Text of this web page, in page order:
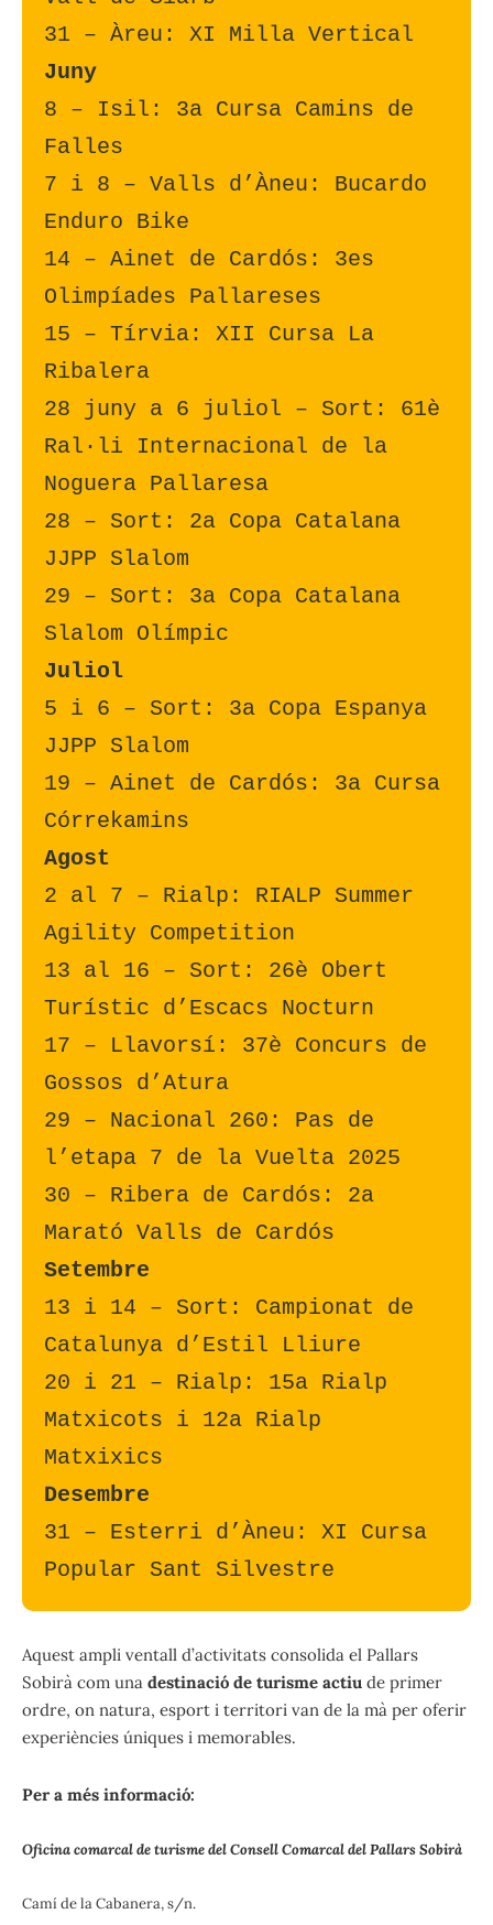
31 – Àreu: XI Milla Vertical
Juny
8 – Isil: 3a Cursa Camins de
Falles
7 i 8 – Valls d’Àneu: Bucardo
Enduro Bike
14 – Ainet de Cardós: 3es
Olimpíades Pallareses
15 – Tírvia: XII Cursa La
Ribalera
28 juny a 6 juliol – Sort: 61è
Ral·li Internacional de la
Noguera Pallaresa
28 – Sort: 2a Copa Catalana
JJPP Slalom
29 – Sort: 3a Copa Catalana
Slalom Olímpic
Juliol
5 i 6 – Sort: 3a Copa Espanya
JJPP Slalom
19 – Ainet de Cardós: 3a Cursa
Córrekamins
Agost
2 al 7 – Rialp: RIALP Summer
Agility Competition
13 al 16 – Sort: 26è Obert
Turístic d’Escacs Nocturn
17 – Llavorsí: 37è Concurs de
Gossos d’Atura
29 – Nacional 260: Pas de
l’etapa 7 de la Vuelta 2025
30 – Ribera de Cardós: 2a
Marató Valls de Cardós
Setembre
13 i 14 – Sort: Campionat de
Catalunya d’Estil Lliure
20 i 21 – Rialp: 15a Rialp
Matxicots i 12a Rialp
Matxixics
Desembre
31 – Esterri d’Àneu: XI Cursa
Popular Sant Silvestre
Aquest ampli ventall d’activitats consolida el Pallars
Sobirà com una destinació de turisme actiu de primer
ordre, on natura, esport i territori van de la mà per oferir
experiències úniques i memorables.
Per a més informació:
Oficina comarcal de turisme del Consell Comarcal del Pallars Sobirà
Camí de la Cabanera, s/n.